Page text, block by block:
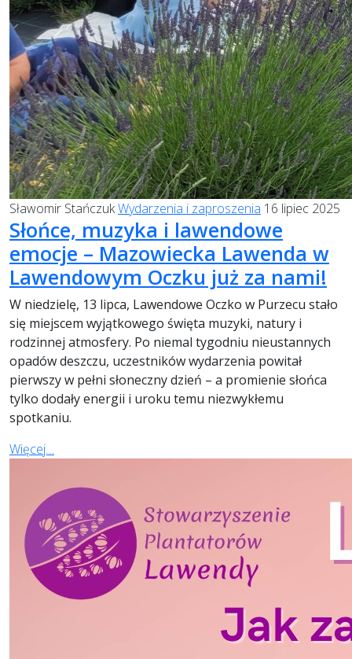
Sławomir StańczukWydarzenia i zaproszenia 16 lipiec 2025
Słońce, muzyka i lawendowe
emocje – Mazowiecka Lawenda w
Lawendowym Oczku już za nami!
W niedzielę, 13 lipca, Lawendowe Oczko w Purzecu stało
się miejscem wyjątkowego święta muzyki, natury i
rodzinnej atmosfery. Po niemal tygodniu nieustannych
opadów deszczu, uczestników wydarzenia powitał
pierwszy w pełni słoneczny dzień – a promienie słońca
tylko dodały energii i uroku temu niezwykłemu
spotkaniu.
Więcej…